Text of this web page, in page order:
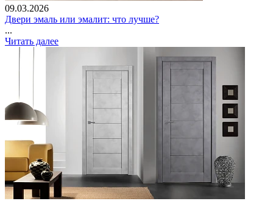
09.03.2026
Двери эмаль или эмалит: что лучше?
...
Читать далее